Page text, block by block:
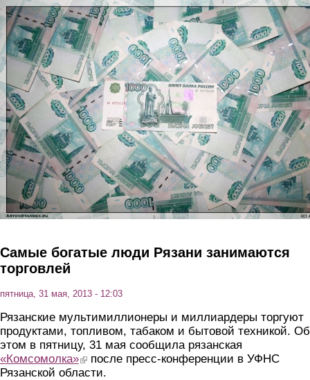
Перейти к основному содержанию
Самые богатые люди Рязани занимаются
торговлей
пятница, 31 мая, 2013 - 12:03
Рязанские мультимиллионеры и миллиардеры торгуют
продуктами, топливом, табаком и бытовой техникой. Об
этом в пятницу, 31 мая сообщила рязанская
«Комсомолка»(link is external)
после пресс-конференции в УФНС
Рязанской области.